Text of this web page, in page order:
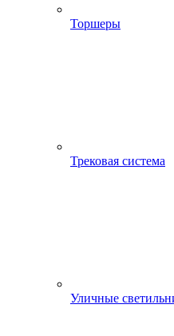
Торшеры
Трековая система
Уличные